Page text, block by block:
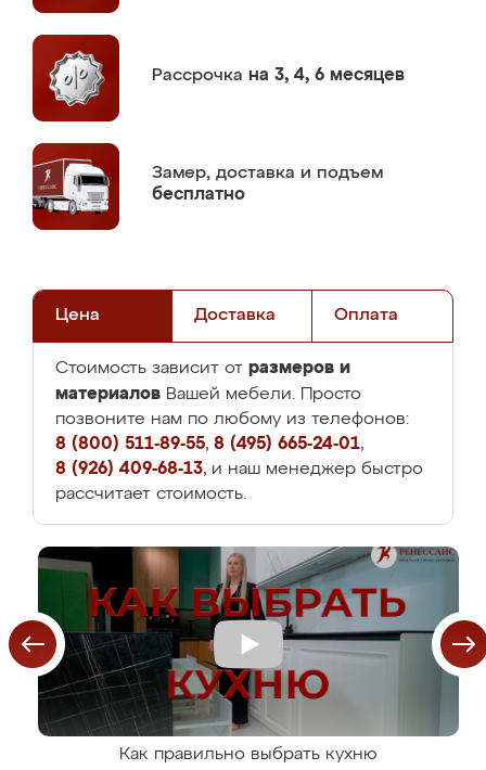
Рассрочка на 3, 4, 6 месяцев
Замер, доставка и подъем
бесплатно
Цена Доставка Оплата
Стоимость зависит от размеров и
материалов Вашей мебели. Просто
позвоните нам по любому из телефонов:
8 (800) 511-89-55, 8 (495) 665-24-01,
8 (926) 409-68-13, и наш менеджер быстро
рассчитает стоимость.
Как правильно выбрать кухню